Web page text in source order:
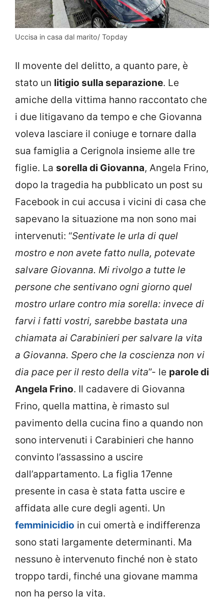
Uccisa in casa dal marito/ Topday
Il movente del delitto, a quanto pare, è
stato un litigio sulla separazione. Le
amiche della vittima hanno raccontato che
i due litigavano da tempo e che Giovanna
voleva lasciare il coniuge e tornare dalla
sua famiglia a Cerignola insieme alle tre
figlie. La sorella di Giovanna, Angela Frino,
dopo la tragedia ha pubblicato un post su
Facebook in cui accusa i vicini di casa che
sapevano la situazione ma non sono mai
intervenuti: “Sentivate le urla di quel
mostro e non avete fatto nulla, potevate
salvare Giovanna. Mi rivolgo a tutte le
persone che sentivano ogni giorno quel
mostro urlare contro mia sorella: invece di
farvi i fatti vostri, sarebbe bastata una
chiamata ai Carabinieri per salvare la vita
a Giovanna. Spero che la coscienza non vi
dia pace per il resto della vita”- le parole di
Angela Frino. Il cadavere di Giovanna
Frino, quella mattina, è rimasto sul
pavimento della cucina fino a quando non
sono intervenuti i Carabinieri che hanno
convinto l’assassino a uscire
dall’appartamento. La figlia 17enne
presente in casa è stata fatta uscire e
affidata alle cure degli agenti. Un
femminicidio in cui omertà e indifferenza
sono stati largamente determinanti. Ma
nessuno è intervenuto finché non è stato
troppo tardi, finché una giovane mamma
non ha perso la vita.